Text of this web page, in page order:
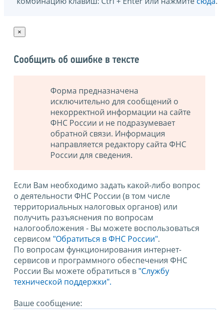
×
Сообщить об ошибке в тексте
Форма предназначена
исключительно для сообщений о
некорректной информации на сайте
ФНС России и не подразумевает
обратной связи. Информация
направляется редактору сайта ФНС
России для сведения.
Если Вам необходимо задать какой-либо вопрос
о деятельности ФНС России (в том числе
территориальных налоговых органов) или
получить разъяснения по вопросам
налогообложения - Вы можете воспользоваться
сервисом "Обратиться в ФНС России".
По вопросам функционирования интернет-
сервисов и программного обеспечения ФНС
России Вы можете обратиться в "Службу
технической поддержки".
Ваше сообщение: